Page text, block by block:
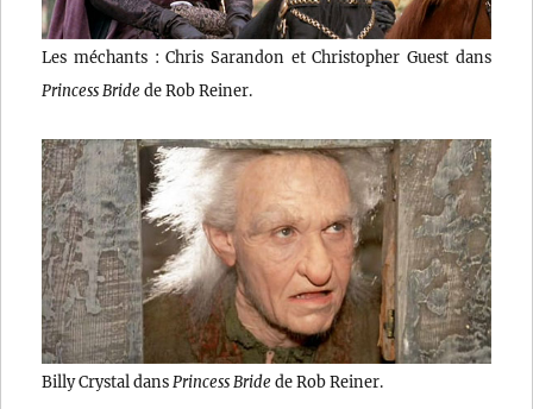
Les méchants : Chris Sarandon et Christopher Guest dans
Princess Bridede Rob Reiner.
Billy Crystal dans Princess Bridede Rob Reiner.